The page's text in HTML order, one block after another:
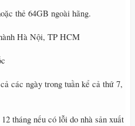
thẻ 64GB ngoài hãng.
Hà Nội, TP HCM
các ngày trong tuần kể cả thứ 7,
tháng nếu có lỗi do nhà sản xuất